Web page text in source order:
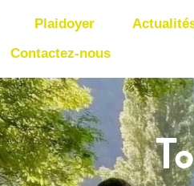
Plaidoyer
Contactez-nous